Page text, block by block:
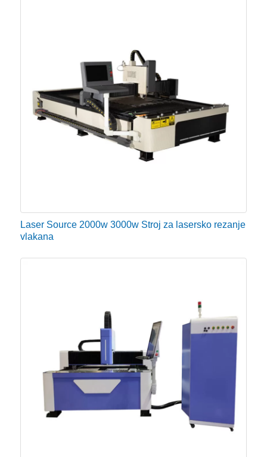
Laser Source 2000w 3000w Stroj za lasersko rezanje
vlakana